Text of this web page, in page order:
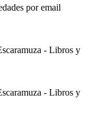
por email